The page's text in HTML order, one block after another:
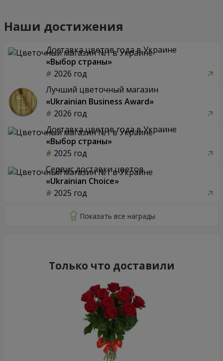
Наши достижения
Доставка цветов года в Украине
«Выбор страны»
2026 год
Лучший цветочный магазин
«Ukrainian Business Award»
2026 год
Доставка цветов года в Украине
«Выбор страны»
2025 год
Сервис доставки цветов
«Ukrainian Choice»
2025 год
Только что доставили